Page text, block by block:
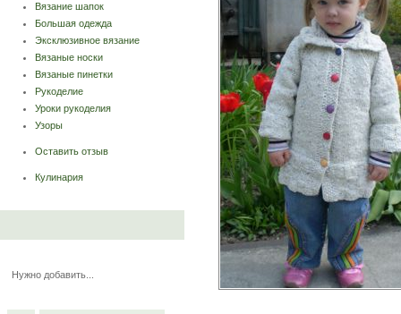
Вязание шапок
Большая одежда
Эксклюзивное вязание
Вязаные носки
Вязаные пинетки
Рукоделие
Уроки рукоделия
Узоры
Оставить отзыв
Кулинария
Нужно добавить...